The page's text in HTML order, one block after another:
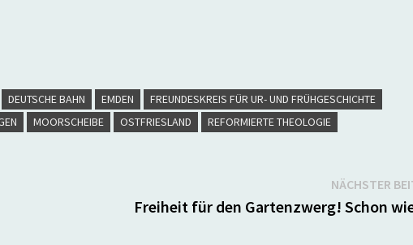
DEUTSCHE BAHN EMDEN
FREUNDESKREIS FÜR UR- UND FRÜHGESCHICHTE
MOORSCHEIBE OSTFRIESLAND REFORMIERTE THEOLOGIE
NÄCHSTER
Freiheit für den Gartenzwerg! Schon